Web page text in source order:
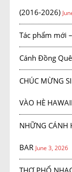
(2016-2026)
Tác phẩm mới
Cánh Đồng
CHÚC MỪNG
VÀO HÈ HAWAII
NHỮNG CÁNH
BAR June 3, 2026